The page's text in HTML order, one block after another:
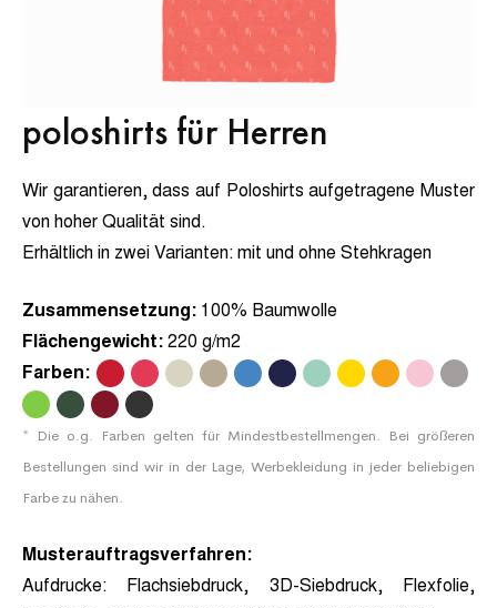
poloshirts für Herren
Wir garantieren, dass auf Poloshirts aufgetragene Muster
von hoher Qualität sind.
Erhältlich in zwei Varianten: mit und ohne Stehkragen
Zusammensetzung: 100% Baumwolle
Flächengewicht: 220 g/m2
Farben:
* Die o.g. Farben gelten für Mindestbestellmengen. Bei größeren
Bestellungen sind wir in der Lage, Werbekleidung in jeder beliebigen
Farbe zu nähen.
Musterauftragsverfahren:
Aufdrucke: Flachsiebdruck, 3D-Siebdruck, Flexfolie,